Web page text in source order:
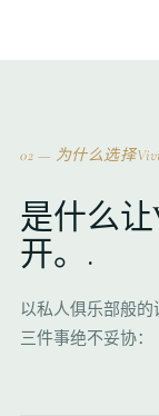
02 — 为什么选择
是什么
开。.
以私人俱乐部般的
三件事绝不妥协：